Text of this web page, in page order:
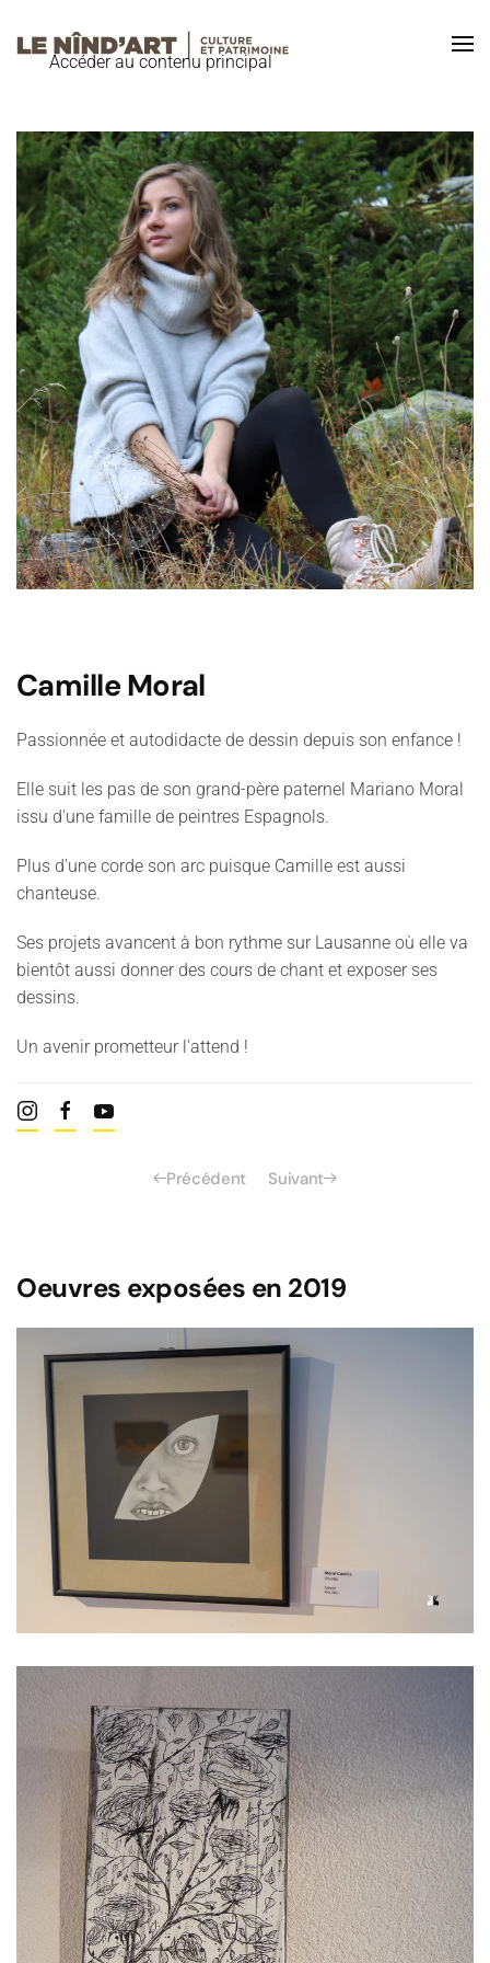
Accéder au contenu principal
Camille Moral
Passionnée et autodidacte de dessin depuis son enfance !
Elle suit les pas de son grand-père paternel Mariano Moral
issu d'une famille de peintres Espagnols.
Plus d'une corde son arc puisque Camille est aussi
chanteuse.
Ses projets avancent à bon rythme sur Lausanne où elle va
bientôt aussi donner des cours de chant et exposer ses
dessins.
Un avenir prometteur l'attend !
Précédent Suivant
Oeuvres exposées en 2019
Voir l'image